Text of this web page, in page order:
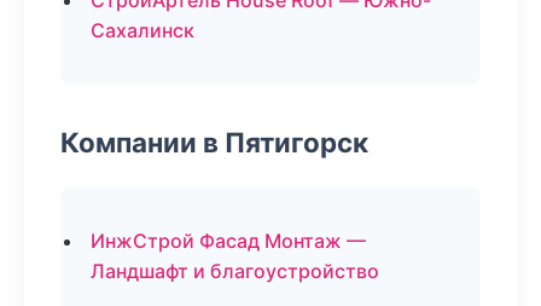
Сахалинск
Компании в Пятигорск
ИнжСтрой Фасад Монтаж —
Ландшафт и благоустройство